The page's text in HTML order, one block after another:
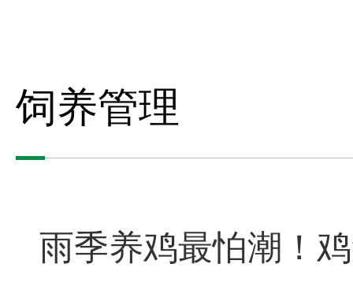
饲养管理
雨季养鸡最怕潮！